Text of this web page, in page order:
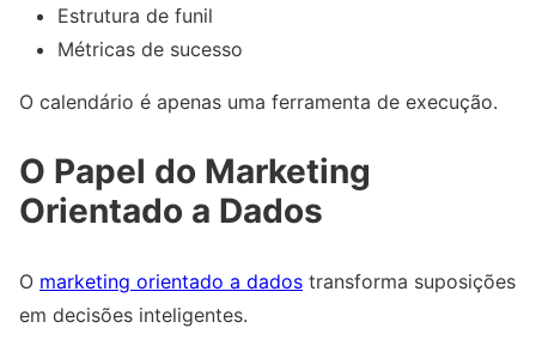
Estrutura de funil
Métricas de sucesso
O calendário é apenas uma ferramenta de execução.
O Papel do Marketing
Orientado a Dados
O marketing orientado a dados transforma suposições
em decisões inteligentes.